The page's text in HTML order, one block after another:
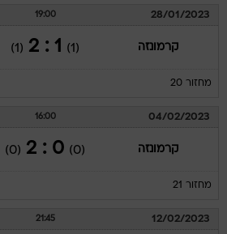
28/01/2023
19:00
קרמונזה (1)
1 : 2
(1)
מחזור 20
04/02/2023
16:00
קרמונזה (0)
0 : 2
(0)
מחזור 21
12/02/2023
21:45